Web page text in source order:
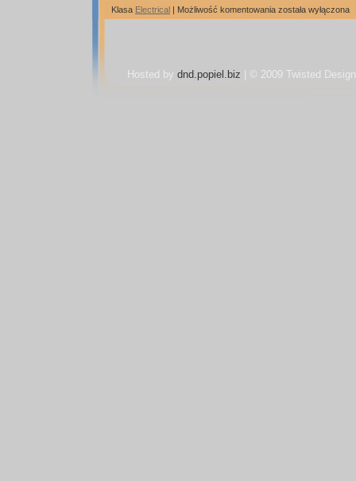
Klasa Electrical | Możliwość komentowania Zegar
została wyłączona
Hosted by dnd.popiel.biz | © 2009 Twisted